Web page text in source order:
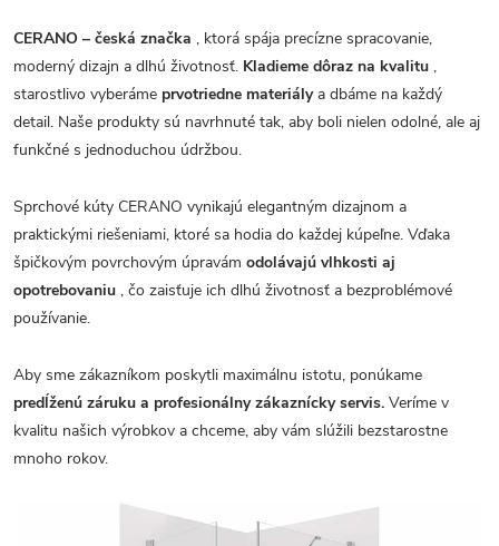
CERANO – česká značka , ktorá spája precízne spracovanie,
moderný dizajn a dlhú životnosť. Kladieme dôraz na kvalitu ,
starostlivo vyberáme prvotriedne materiálya dbáme na každý
detail. Naše produkty sú navrhnuté tak, aby boli nielen odolné, ale aj
funkčné s jednoduchou údržbou.
Sprchové kúty CERANO vynikajú elegantným dizajnom a
praktickými riešeniami, ktoré sa hodia do každej kúpeľne. Vďaka
špičkovým povrchovým úpravám odolávajú vlhkosti aj
opotrebovaniu , čo zaisťuje ich dlhú životnosť a bezproblémové
používanie.
Aby sme zákazníkom poskytli maximálnu istotu, ponúkame
predĺženú záruku a profesionálny zákaznícky servis. Veríme v
kvalitu našich výrobkov a chceme, aby vám slúžili bezstarostne
mnoho rokov.